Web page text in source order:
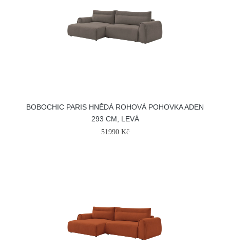
BOBOCHIC PARIS HNĚDÁ ROHOVÁ POHOVKA ADEN
293 CM, LEVÁ
51990 Kč